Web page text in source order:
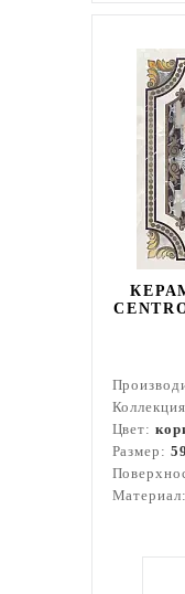
Цвет:
Размер:
Материал: